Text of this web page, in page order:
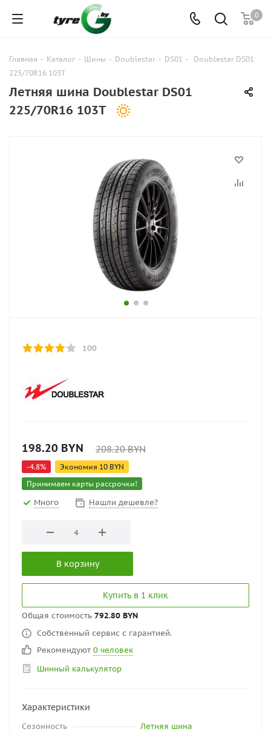
0
Главная - Каталог - Шины - Doublestar - DS01 -
Doublestar DS01
225/70R16 103T
Летняя шина Doublestar DS01
225/70R16 103T
100
198.20 BYN 208.20BYN
-4.8% Экономия 10 BYN
Принимаем карты рассрочки!
Много Нашли дешевле?
В корзину
Купить в 1 клик
Общая стоимость 792.80 BYN
Собственный сервис с гарантией.
Рекомендуют 0 человек
Шинный калькулятор
Характеристики
Сезонность
Летняя шина